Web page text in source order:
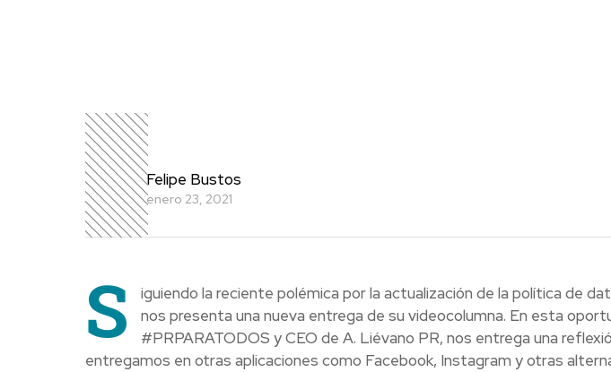
Felipe Bustos
enero 23, 2021
S
iguiendo la reciente polémica por la actualización de la política de
nos presenta una nueva entrega de su videocolumna. En esta
#PRPARATODOS y CEO de A. Liévano PR, nos entrega una
entregamos en otras aplicaciones como Facebook, Instagram y otras